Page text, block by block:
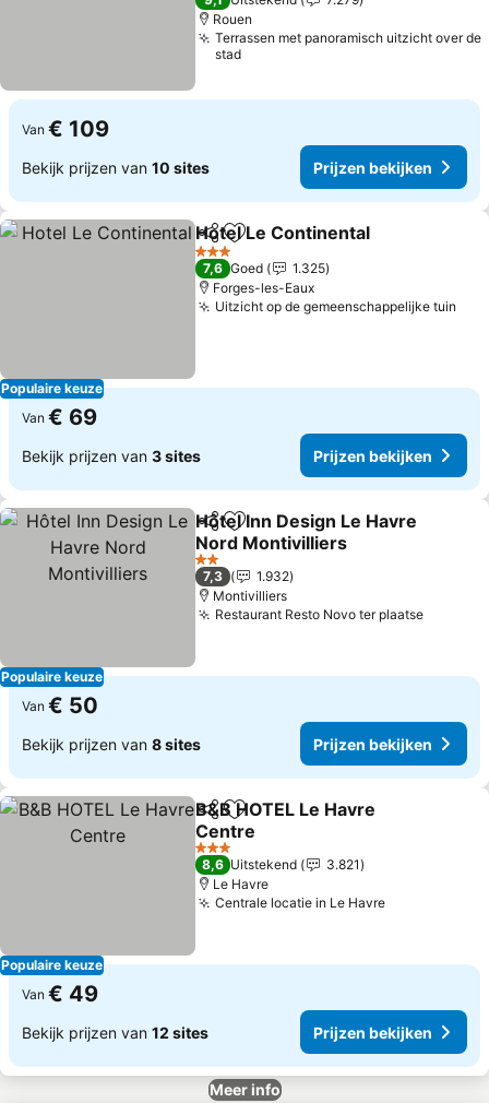
Rouen
Terrassen met panoramisch uitzicht over de
stad
Van € 109
Bekijk prijzen van 10 sites Prijzen bekijken
Populaire keuze
DelenToevoegen aan favorieten
Hotel Le Continental
3 Sterren
7,6 Goed
1.325
Forges-les-Eaux
Uitzicht op de gemeenschappelijke tuin
Van € 69
Bekijk prijzen van 3 sites Prijzen bekijken
Populaire keuze
DelenToevoegen aan favorieten
Hôtel Inn Design Le Havre
Nord Montivilliers
2 Sterren
7,3
1.932
Montivilliers
Restaurant Resto Novo ter plaatse
Van € 50
Bekijk prijzen van 8 sites Prijzen bekijken
Populaire keuze
DelenToevoegen aan favorieten
B&B HOTEL Le Havre
Centre
3 Sterren
8,6 Uitstekend
3.821
Le Havre
Centrale locatie in Le Havre
Van € 49
Bekijk prijzen van 12 sites Prijzen bekijken
Meer info